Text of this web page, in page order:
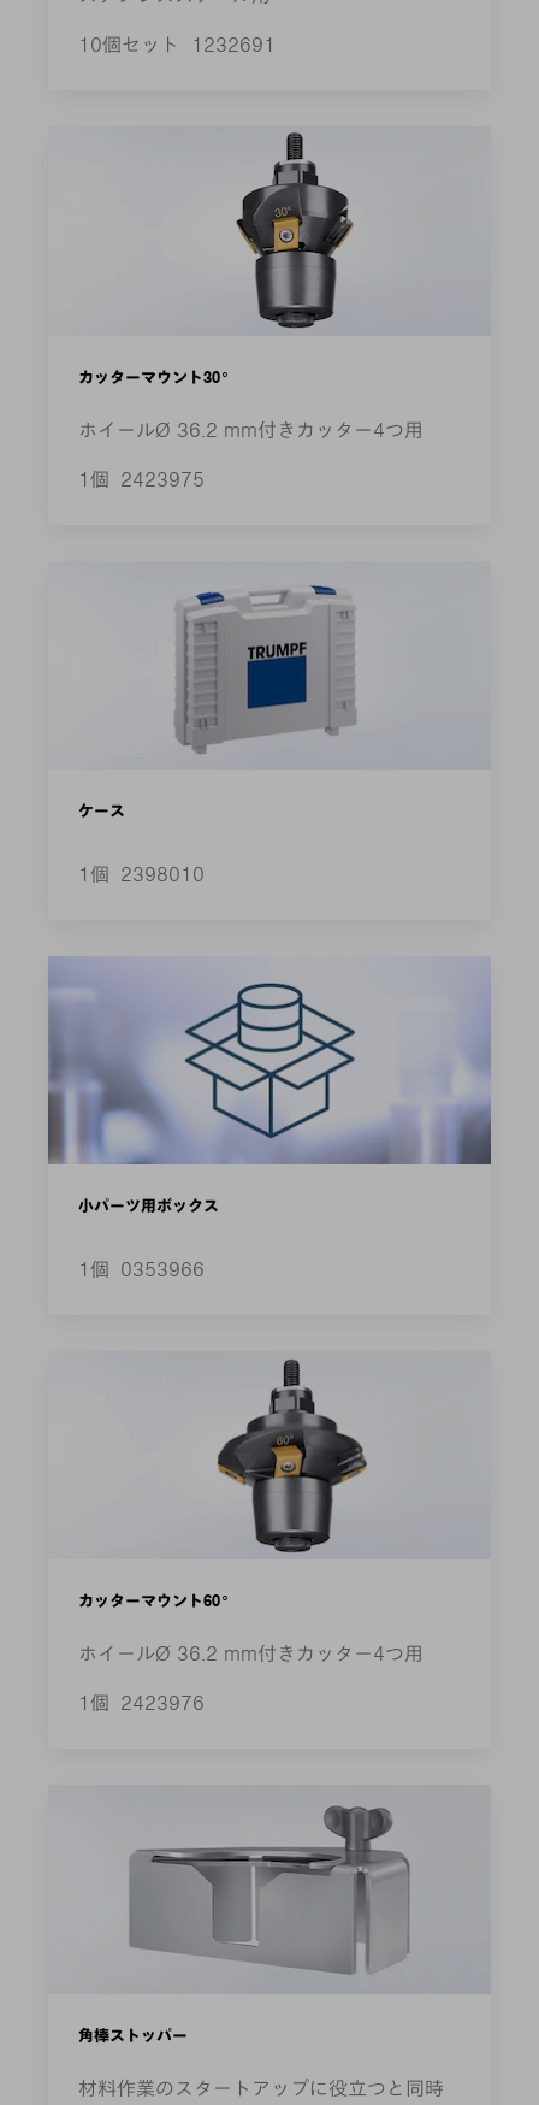
10個セット 1232691
カッターマウント30°
ホイールØ 36.2 mm付きカッター4つ用
1個 2423975
ケース
1個 2398010
小パーツ用ボックス
1個 0353966
カッターマウント60°
ホイールØ 36.2 mm付きカッター4つ用
1個 2423976
角棒ストッパー
材料作業のスタートアップに役立つと同時